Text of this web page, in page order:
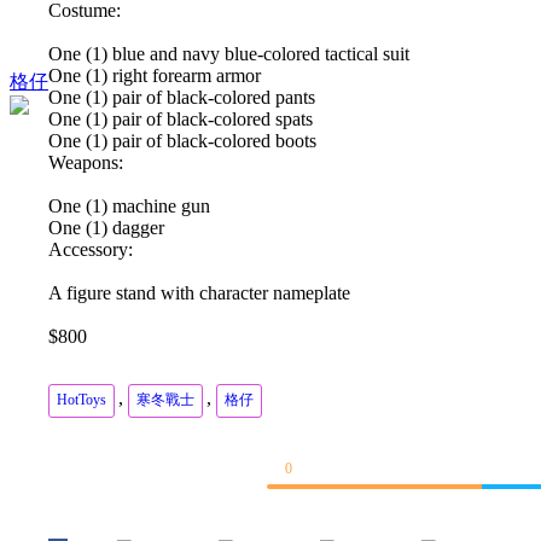
格仔
Costume:
One (1) blue and navy blue-colored tactical suit
One (1) right forearm armor
One (1) pair of black-colored pants
One (1) pair of black-colored spats
One (1) pair of black-colored boots
Weapons:
One (1) machine gun
One (1) dagger
Accessory:
A figure stand with character nameplate
$800
HotToys , 寒冬戰士 , 格仔
0